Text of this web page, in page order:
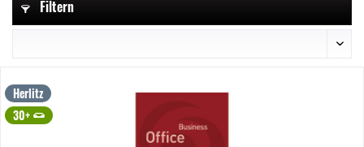
Filtern
Herlitz
30+